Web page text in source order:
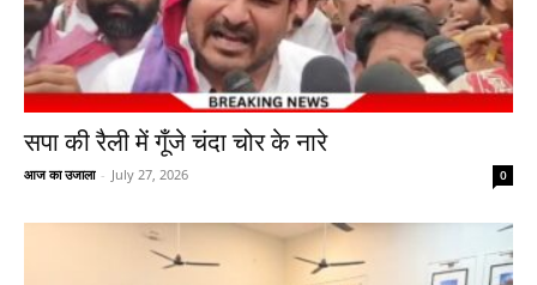
सपा की रैली में गूँजे चंदा चोर के नारे
आज का उजाला - July 27, 2026 0